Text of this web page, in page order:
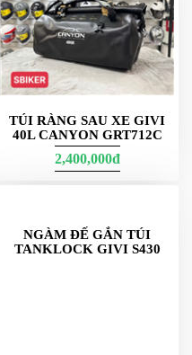
TÚI RÀNG SAU XE GIVI
40L CANYON GRT712C
2,400,000đ